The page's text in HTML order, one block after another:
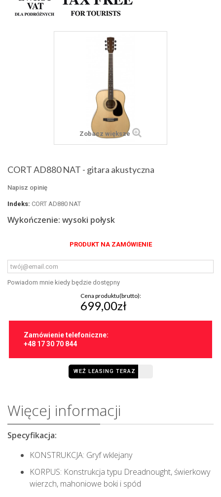
Zobacz większe
CORT AD880 NAT - gitara akustyczna
Napisz opinię
Indeks: CORT AD880 NAT
Wykończenie: wysoki połysk
PRODUKT NA ZAMÓWIENIE
Powiadom mnie kiedy będzie dostępny
Cena produktu(brutto):
699,00zł
Zamówienie telefoniczne:
+48 17 30 70 844
WEŹ LEASING TERAZ
Więcej informacji
Specyfikacja:
KONSTRUKCJA: Gryf wklejany
KORPUS: Konstrukcja typu Dreadnought, świerkowy
wierzch, mahoniowe boki i spód